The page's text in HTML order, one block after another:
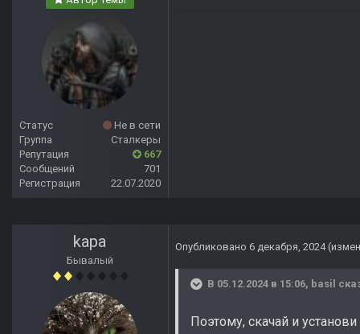
Статус
Не в сети
Группа
Сталкеры
Репутация
667
Сообщений
701
Регистрация
22.07.2020
kapa
Бывалый
Опубликовано 6 декабря, 2024
В 05.12.2024 в 15:06, basil
Поэтому, скачай и